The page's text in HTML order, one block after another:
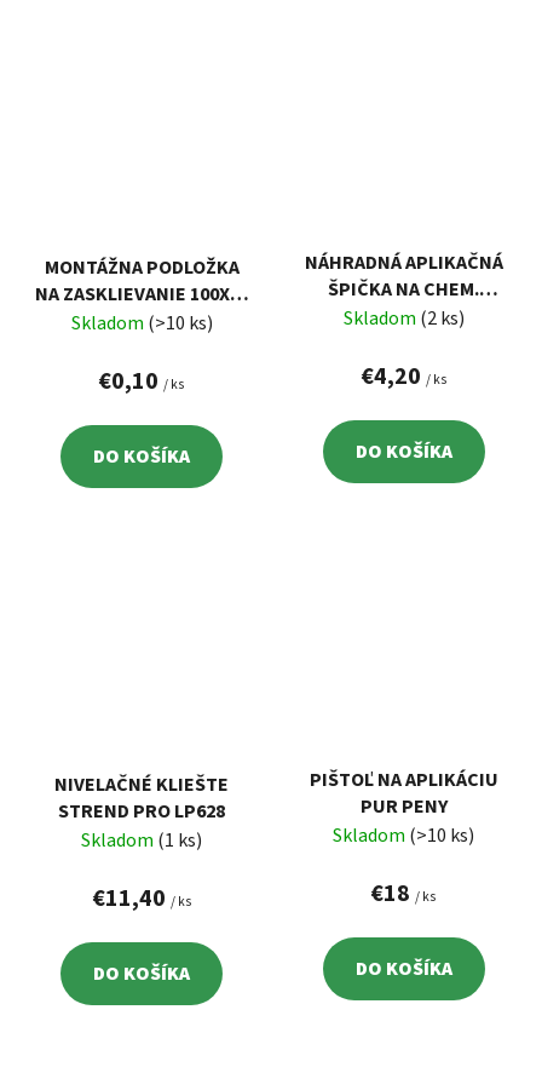
MONTÁŽNA PODLOŽKA
NA ZASKLIEVANIE 100X30
MM, 5 MM
Skladom (>10 ks)
€0,10 / ks
DO KOŠÍKA
NÁHRADNÁ APLIKAČNÁ
ŠPIČKA NA CHEM.
KOTVU 3KS
Skladom (2 ks)
€4,20 / ks
DO KOŠÍKA
NIVELAČNÉ KLIEŠTE
STREND PRO LP628
Skladom (1 ks)
€11,40 / ks
DO KOŠÍKA
PIŠTOĽ NA APLIKÁCIU
PUR PENY
Skladom (>10 ks)
€18 / ks
DO KOŠÍKA